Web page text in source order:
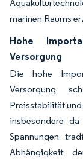
marinen Raums
Hohe
Versorgung
Die hohe
Versorgung
Preisstabilität
insbesondere
Spannungen
Abhängigkeit